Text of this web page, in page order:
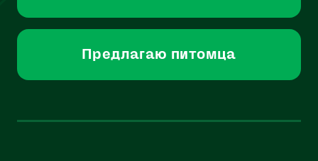
Предлагаю питомца